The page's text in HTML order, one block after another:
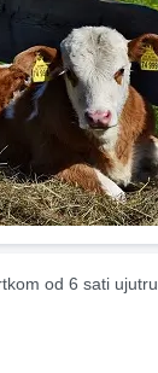
od 6 sati ujutru.